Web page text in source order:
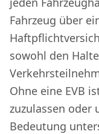
Fahrzeug über
sowohl den
Ohne eine EVB
zuzulassen oder
Bedeutung